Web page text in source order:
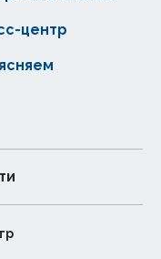
центр